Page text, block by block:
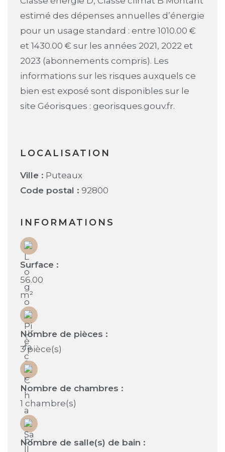
estimé des dépenses annuelles d’énergie
pour un usage standard : entre 1010.00 €
et 1430.00 € sur les années 2021, 2022 et
2023 (abonnements compris). Les
informations sur les risques auxquels ce
bien est exposé sont disponibles sur le
site Géorisques : georisques.gouv.fr.
LOCALISATION
Ville : Puteaux
Code postal : 92800
INFORMATIONS
Surface :
56.00
m²
Nombre de pièces :
3 pièce(s)
Nombre de chambres :
1 chambre(s)
Nombre de salle(s) de bain :